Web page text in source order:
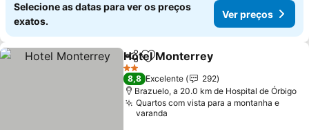
Selecione as datas para ver os preços
exatos.
Ver preços
PartilharAdicionar aos favoritos
Hotel Monterrey
2 Estrelas
8,8 Excelente
292
Brazuelo, a 20.0 km de Hospital de Órbigo
Quartos com vista para a montanha e
varanda